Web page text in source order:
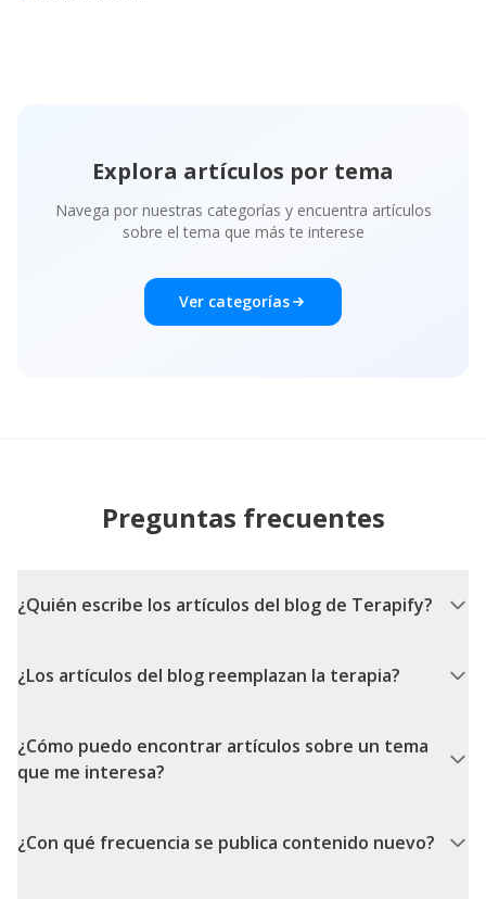
Explora artículos por tema
Navega por nuestras categorías y encuentra artículos
sobre el tema que más te interese
Ver categorías
Preguntas frecuentes
¿Quién escribe los artículos del blog de Terapify?
¿Los artículos del blog reemplazan la terapia?
¿Cómo puedo encontrar artículos sobre un tema
que me interesa?
¿Con qué frecuencia se publica contenido nuevo?